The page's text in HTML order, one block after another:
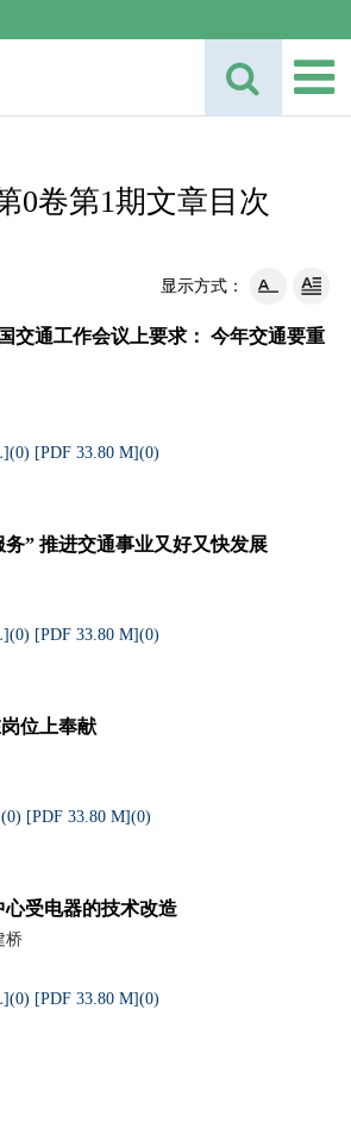
0卷第1期文章目次
显示方式：
交通工作会议上要求： 今年交通要重
0) [PDF 33.80 M](0)
” 推进交通事业又好又快发展
0) [PDF 33.80 M](0)
位上奉献
0) [PDF 33.80 M](0)
心受电器的技术改造
桥
0) [PDF 33.80 M](0)